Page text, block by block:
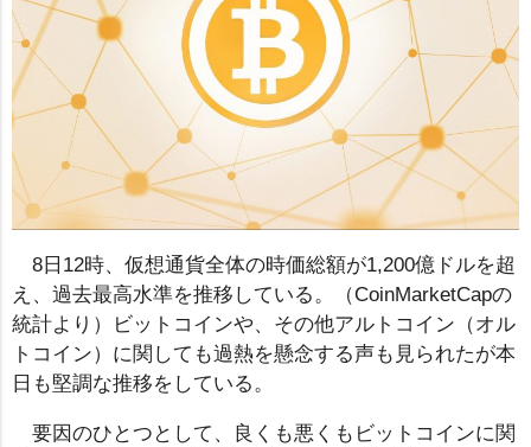
8日12時、仮想通貨全体の時価総額が1,200億ドルを超
え、過去最高水準を推移している。（CoinMarketCapの
統計より）ビットコインや、その他アルトコイン（オル
トコイン）に関しても過熱を懸念する声も見られたが本
日も堅調な推移をしている。
要因のひとつとして、良くも悪くもビットコインに関